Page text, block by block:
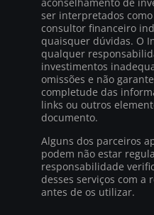
ser interpretados
consultor financeiro
quaisquer dúvidas. O
qualquer
investimentos
omissões e não
completude das
links ou outros
documento.
Alguns dos parceiros
podem não estar
responsabilidade
desses serviços com a
antes de os utilizar.